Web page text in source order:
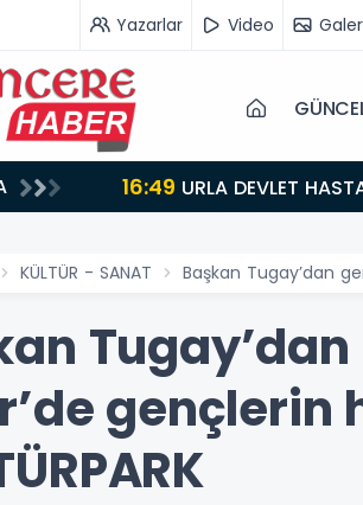
Yazarlar Video
16:49 URLA DEVLET
KÜLTÜR - SANAT Başkan Tugay’dan
gençlerin